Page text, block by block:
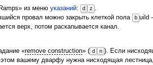
из меню указаний: d z .
провал можно закрыть клеткой пола b uild
верх, потом раскапывается канал.
«remove construction» ( d n ). Если
вашему дварфу нужна нисходящая